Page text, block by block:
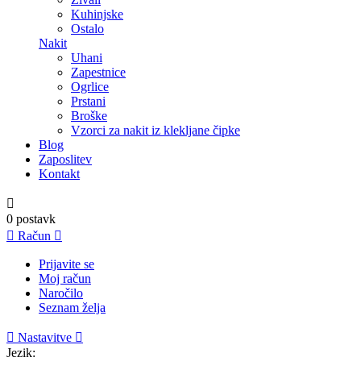
Kuhinjske
Ostalo
Nakit
Uhani
Zapestnice
Ogrlice
Prstani
Broške
Vzorci za nakit iz klekljane čipke
Blog
Zaposlitev
Kontakt

0 postavk
 Račun 
Prijavite se
Moj račun
Naročilo
Seznam želja
 Nastavitve 
Jezik: